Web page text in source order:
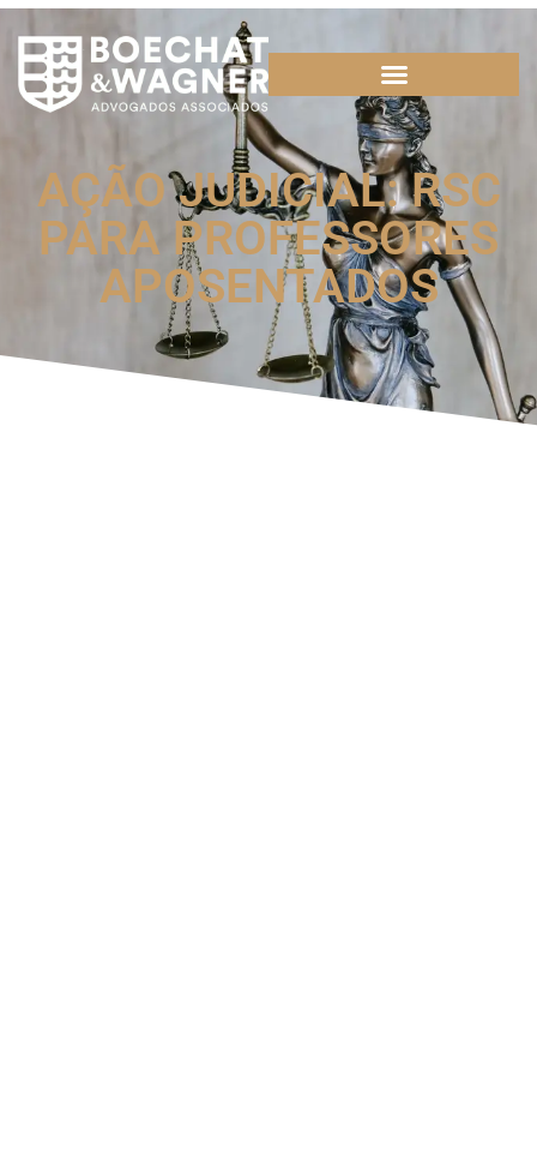
AÇÃO JUDICIAL: RSC
PARA PROFESSORES
APOSENTADOS